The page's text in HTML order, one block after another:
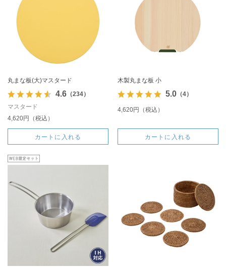
丸まな板(大)マスタード
4.6（234）
マスタード
4,620円（税込）
カートに入れる
木製丸まな板 小
5.0（4）
4,620円（税込）
カートに入れる